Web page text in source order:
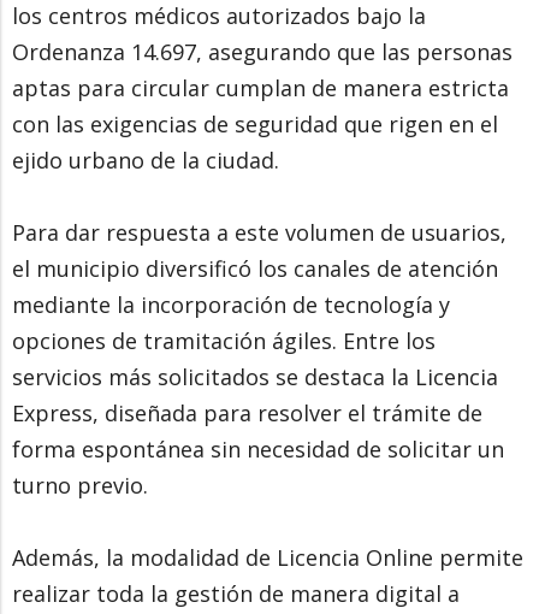
los centros médicos autorizados bajo la
Ordenanza 14.697, asegurando que las personas
aptas para circular cumplan de manera estricta
con las exigencias de seguridad que rigen en el
ejido urbano de la ciudad.
Para dar respuesta a este volumen de usuarios,
el municipio diversificó los canales de atención
mediante la incorporación de tecnología y
opciones de tramitación ágiles. Entre los
servicios más solicitados se destaca la Licencia
Express, diseñada para resolver el trámite de
forma espontánea sin necesidad de solicitar un
turno previo.
Además, la modalidad de Licencia Online permite
realizar toda la gestión de manera digital a